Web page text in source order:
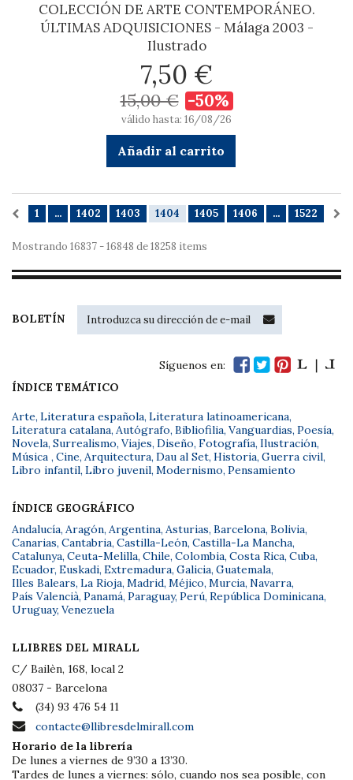
COLECCIÓN DE ARTE CONTEMPORÁNEO.
ÚLTIMAS ADQUISICIONES - Málaga 2003 -
Ilustrado
7,50 €
15,00 € -50%
válido hasta: 16/08/26
Añadir al carrito
1 ... 1402 1403 1404 1405 1406 ... 1522
Mostrando 16837 - 16848 de 18258 items
BOLETÍN
Síguenos en:
ÍNDICE TEMÁTICO
Arte, Literatura española, Literatura latinoamericana,
Literatura catalana, Autógrafo, Bibliofilia, Vanguardias, Poesía,
Novela, Surrealismo, Viajes, Diseño, Fotografía, Ilustración,
Música , Cine, Arquitectura, Dau al Set, Historia, Guerra civil,
Libro infantil, Libro juvenil, Modernismo, Pensamiento
ÍNDICE GEOGRÁFICO
Andalucía, Aragón, Argentina, Asturias, Barcelona, Bolivia,
Canarias, Cantabria, Castilla-León, Castilla-La Mancha,
Catalunya, Ceuta-Melilla, Chile, Colombia, Costa Rica, Cuba,
Ecuador, Euskadi, Extremadura, Galicia, Guatemala,
Illes Balears, La Rioja, Madrid, Méjico, Murcia, Navarra,
País Valencià, Panamá, Paraguay, Perú, República Dominicana,
Uruguay, Venezuela
LLIBRES DEL MIRALL
C/ Bailèn, 168, local 2
08037 - Barcelona
(34) 93 476 54 11
contacte@llibresdelmirall.com
Horario de la librería
De lunes a viernes de 9’30 a 13’30.
Tardes de lunes a viernes: sólo, cuando nos sea posible, con